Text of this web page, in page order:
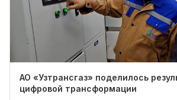
АО «Узтрансгаз» поделилось
цифровой трансформации